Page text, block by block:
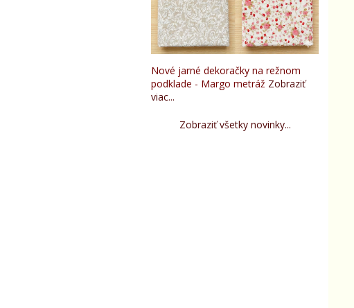
Nové jarné dekoračky na režnom
podklade - Margo metráž Zobraziť
viac...
Zobraziť všetky novinky...